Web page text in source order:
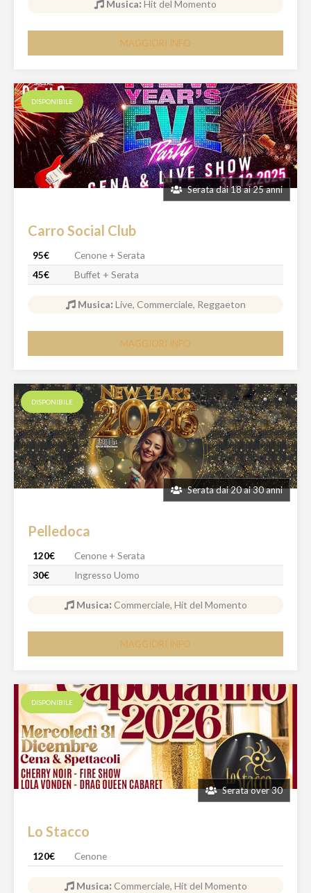
Musica: Hit del Momento
MAGGIORI INFO
Serata dai 18 ai 25 anni
DISPONIBILE
Carro Social Club
95€
Cenone + Serata
45€
Buffet + Serata
Musica: Live, Commerciale, Reggaeton
MAGGIORI INFO
Serata dai 20 ai 30 anni
DISPONIBILE
Pelledoca
120€
Cenone + Serata
30€
Ingresso Uomo
Musica: Commerciale, Hit del Momento
MAGGIORI INFO
Serata over 30
DISPONIBILE
Lo Stacco
120€ Cenone
Musica: Commerciale, Hit del Momento